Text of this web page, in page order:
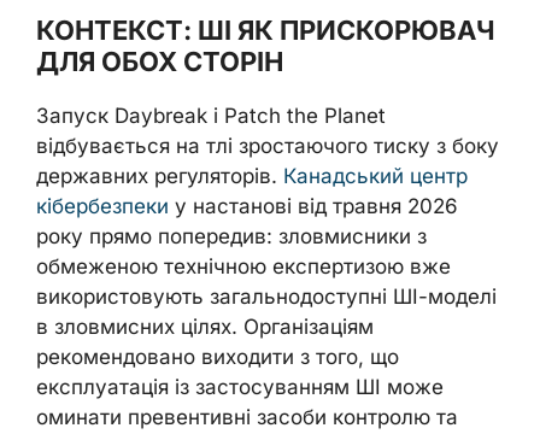
КОНТЕКСТ: ШІ ЯК ПРИСКОРЮВАЧ
ДЛЯ ОБОХ СТОРІН
Запуск Daybreak і Patch the Planet
відбувається на тлі зростаючого тиску з боку
державних регуляторів. Канадський центр
кібербезпеки у настанові від травня 2026
року прямо попередив: зловмисники з
обмеженою технічною експертизою вже
використовують загальнодоступні ШІ-моделі
в зловмисних цілях. Організаціям
рекомендовано виходити з того, що
експлуатація із застосуванням ШІ може
оминати превентивні засоби контролю та